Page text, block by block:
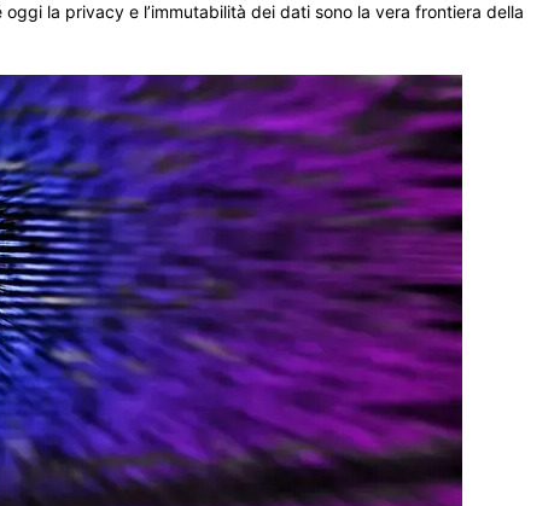
oggi la privacy e l’immutabilità dei dati sono la vera frontiera della